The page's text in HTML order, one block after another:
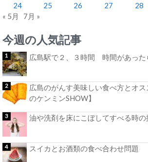
24
25 26 27 28
« 5月
7月 »
今週の人気記事
広島駅で２、３時間 時間があった
広島のがんす美味しい食べ方とオ
のケンミンSHOW】
油や洗剤を床にこぼしてすべる時
スイカとお酒類の食べ合わせ問題